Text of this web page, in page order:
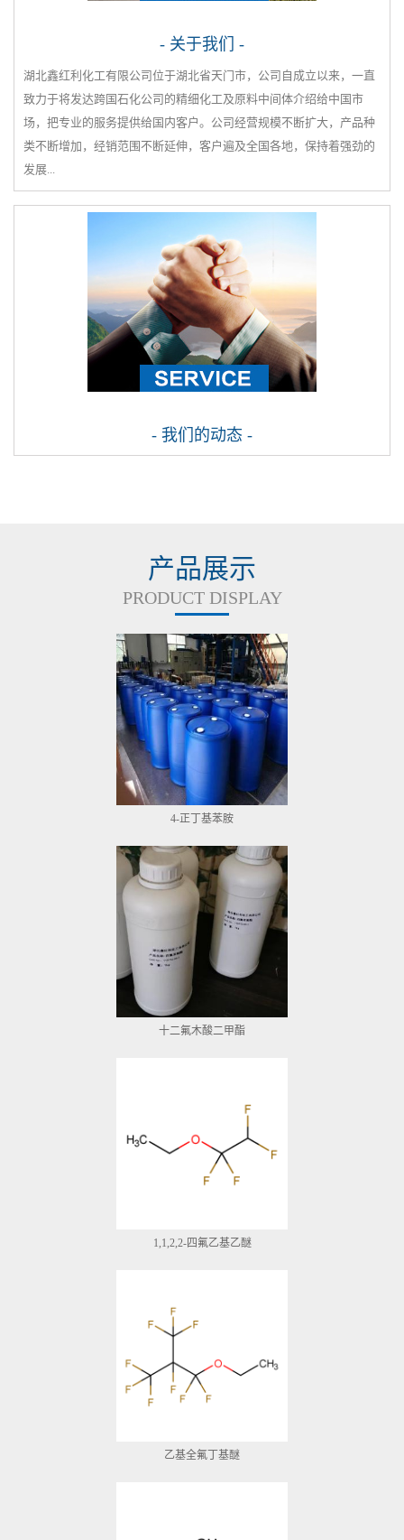
- 关于我们 -
湖北鑫红利化工有限公司位于湖北省天门市，公司自成立以来，一直
致力于将发达跨国石化公司的精细化工及原料中间体介绍给中国市
场，把专业的服务提供给国内客户。公司经营规模不断扩大，产品种
类不断增加，经销范围不断延伸，客户遍及全国各地，保持着强劲的
发展...
- 我们的动态 -
产品展示
PRODUCT DISPLAY
4-正丁基苯胺
十二氟木酸二甲酯
1,1,2,2-四氟乙基乙醚
乙基全氟丁基醚